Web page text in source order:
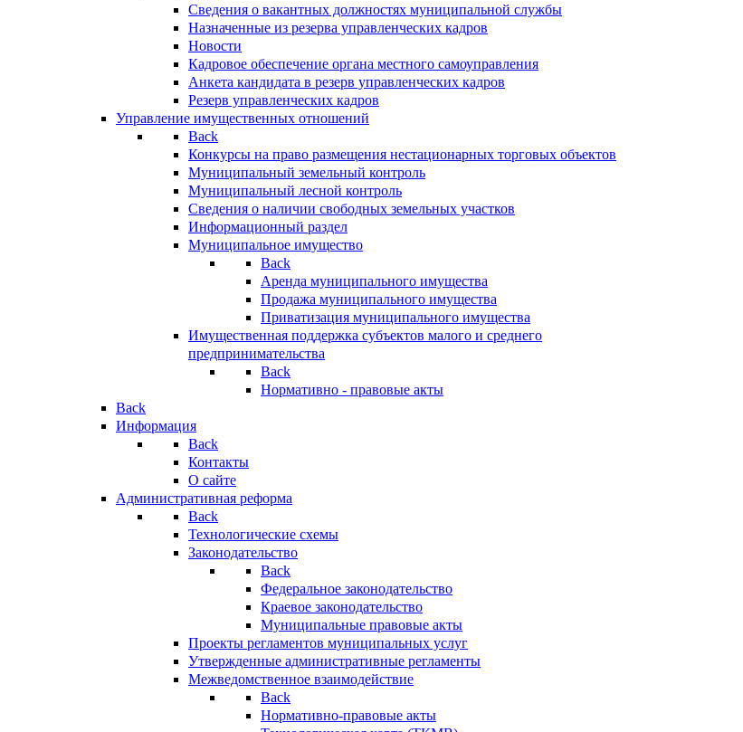
Сведения о вакантных должностях муниципальной службы
Назначенные из резерва управленческих кадров
Новости
Кадровое обеспечение органа местного самоуправления
Анкета кандидата в резерв управленческих кадров
Резерв управленческих кадров
Управление имущественных отношений
Back
Конкурсы на право размещения нестационарных торговых объектов
Муниципальный земельный контроль
Муниципальный лесной контроль
Сведения о наличии свободных земельных участков
Информационный раздел
Муниципальное имущество
Back
Аренда муниципального имущества
Продажа муниципального имущества
Приватизация муниципального имущества
Имущественная поддержка субъектов малого и среднего
предпринимательства
Back
Нормативно - правовые акты
Back
Информация
Back
Контакты
О сайте
Административная реформа
Back
Технологические схемы
Законодательство
Back
Федеральное законодательство
Краевое законодательство
Муниципальные правовые акты
Проекты регламентов муниципальных услуг
Утвержденные административные регламенты
Межведомственное взаимодействие
Back
Нормативно-правовые акты